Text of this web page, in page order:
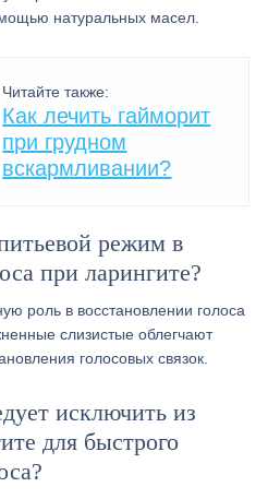
натуральных масел.
Читайте также:
Как лечить гайморит
при грудном
вскармливании?
режим в
при ларингите?
роль в восстановлении голоса
слизистые облегчают
голосовых связок.
исключить из
для быстрого